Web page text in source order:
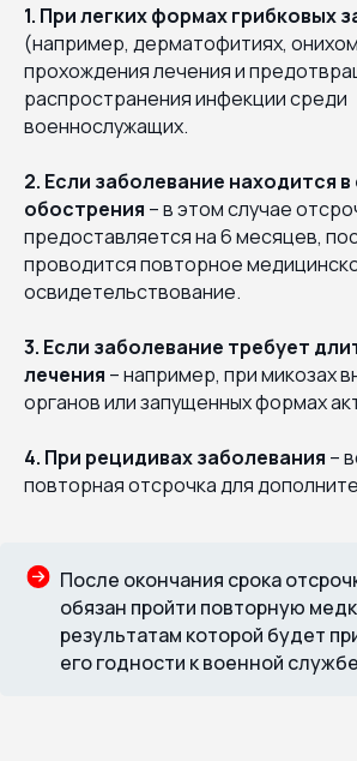
1. При легких формах грибковых
(например, дерматофитиях,
прохождения лечения и
распространения инфекции среди
военнослужащих.
2. Если заболевание находится
обострения – в этом случае
предоставляется на 6 месяцев,
проводится повторное
освидетельствование.
3. Если заболевание требует
лечения – например, при микозах
органов или запущенных формах
4. При рецидивах заболевания –
повторная отсрочка для
После окончания срока
обязан пройти повторную
результатам которой будет
его годности к военной